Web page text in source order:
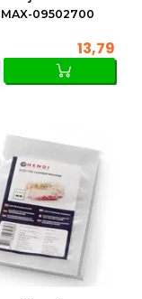
MAX-09502700
13,79